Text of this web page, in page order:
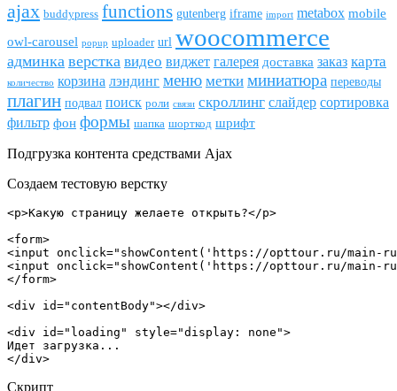
ajax buddypress funсtions gutenberg iframe import metabox mobile
owl-carousel popup uploader url woocommerce
админка верстка видео виджет галерея доставка заказ карта
количество корзина лэндинг меню метки миниатюра переводы
плагин подвал поиск роли связи скроллинг слайдер сортировка
фильтр фон формы шапка шорткод шрифт
Подгрузка контента средствами Ajax
Создаем тестовую верстку
<p>Какую страницу желаете открыть?</p>
<form>
<input onclick="showContent('https://opttour.ru/
<input onclick="showContent('https://opttour.ru/main-
</form>
<div id="contentBody"></div>
<div id="loading" style="display: none">
Идет загрузка...
</div>
Скрипт